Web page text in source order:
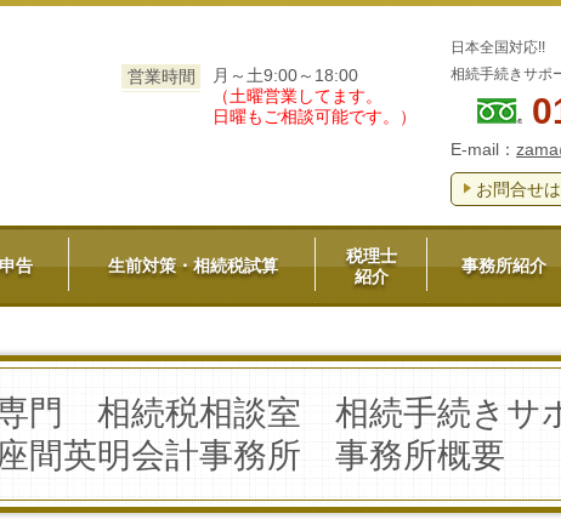
営業時間
月～土9:00～18:00
（土曜営業してます。
日曜もご相談可能です。）
日本全国対応!!
相続手続きサポ
E-mail：
お問合せ
告 生前対策・相続税試算
税理士
紹介
事務所紹介
門 相続税相談室 相続手続きサ
間英明会計事務所 事務所概要